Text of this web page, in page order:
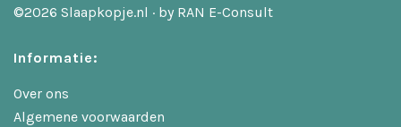
©2026 Slaapkopje.nl · by RAN E-Consult
Informatie:
Over ons
Algemene voorwaarden